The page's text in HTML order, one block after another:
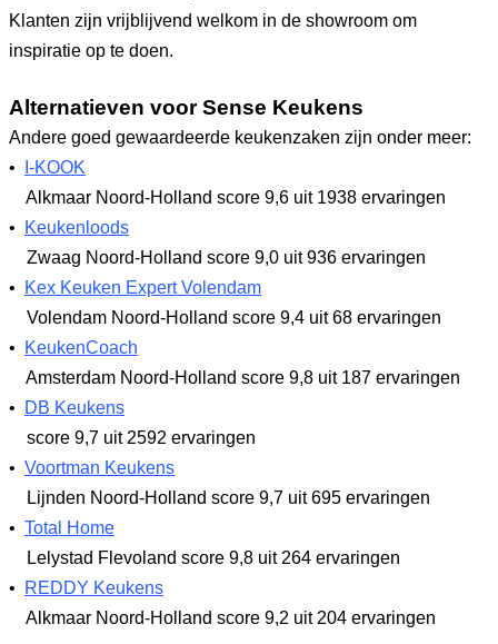
Klanten zijn vrijblijvend welkom in de showroom om
inspiratie op te doen.
Alternatieven voor Sense Keukens
Andere goed gewaardeerde keukenzaken zijn onder meer:
•
I-KOOK
Alkmaar Noord-Holland score 9,6 uit 1938 ervaringen
•
Keukenloods
Zwaag Noord-Holland score 9,0 uit 936 ervaringen
•
Kex Keuken Expert Volendam
Volendam Noord-Holland score 9,4 uit 68 ervaringen
•
KeukenCoach
Amsterdam Noord-Holland score 9,8 uit 187 ervaringen
•
DB Keukens
score 9,7 uit 2592 ervaringen
• Voortman Keukens
Lijnden Noord-Holland score 9,7 uit 695 ervaringen
• Total Home
Lelystad Flevoland score 9,8 uit 264 ervaringen
•
REDDY Keukens
Alkmaar Noord-Holland score 9,2 uit 204 ervaringen